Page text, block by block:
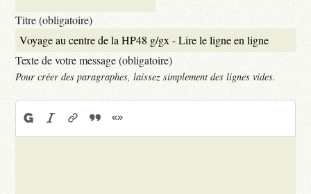
Titre (obligatoire)
Texte de votre message (obligatoire)
Pour créer des paragraphes, laissez simplement des lignes vides.